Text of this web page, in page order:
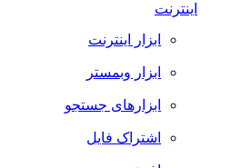
اینترنت
ابزار اینترنت
ابزار وبمستر
ابزارهای جستجو
اشتراک فایل